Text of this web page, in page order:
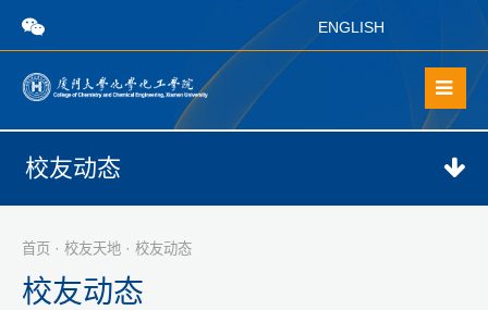
ENGLISH
校友动态
首页 · 校友天地 · 校友动态
校友动态